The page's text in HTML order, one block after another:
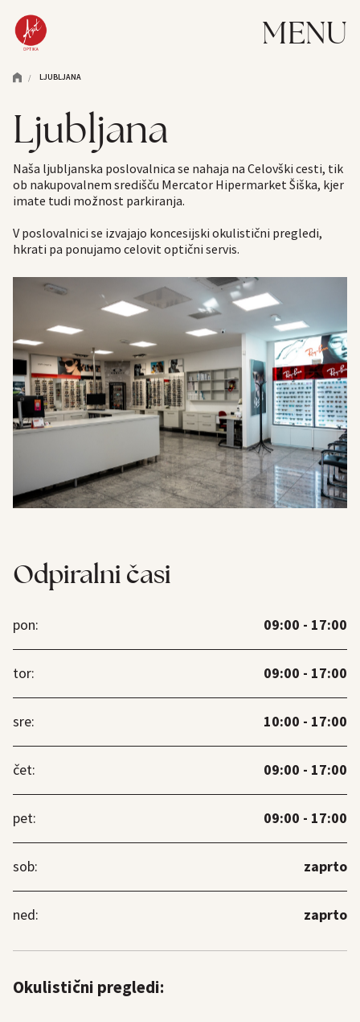
MENU
/ LJUBLJANA
Ljubljana
Naša ljubljanska poslovalnica se nahaja na Celovški cesti, tik
ob nakupovalnem središču Mercator Hipermarket Šiška, kjer
imate tudi možnost parkiranja.
V poslovalnici se izvajajo koncesijski okulistični pregledi,
hkrati pa ponujamo celovit optični servis.
Odpiralni časi
pon: 09:00 - 17:00
tor: 09:00 - 17:00
sre: 10:00 - 17:00
čet: 09:00 - 17:00
pet: 09:00 - 17:00
sob: zaprto
ned: zaprto
Okulistični pregledi: